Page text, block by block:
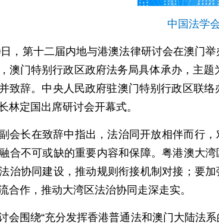
中国法学
，第十二届内地与港澳法律研讨会在澳门
澳门特别行政区政府法务局具体承办，主题
致辞。中央人民政府驻澳门特别行政区联
林定国出席研讨会开幕式。
会长在致辞中指出，法治同开放相伴而行
合不可或缺的重要内容和保障。粤港澳大
治协同建设，推动规则衔接机制对接；要
合作，推动大湾区法治协同走深走实。
会围绕“充分发挥香港普通法和澳门大陆法